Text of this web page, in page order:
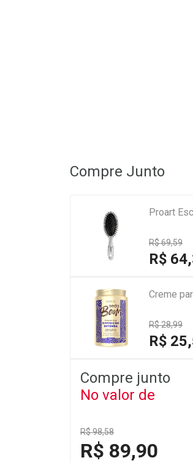
Compre Junto
Proart
R$ 69,59
R$
Creme
R$ 28,99
R$
Compre junto
No valor de
R$ 98,58
R$ 89,90